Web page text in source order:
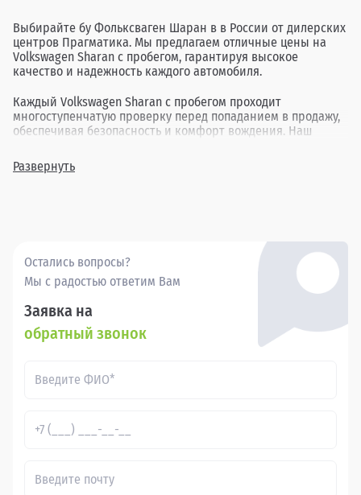
Выбирайте бу Фольксваген Шаран в в России от дилерских
центров Прагматика. Мы предлагаем отличные цены на
Volkswagen Sharan с пробегом, гарантируя высокое
качество и надежность каждого автомобиля.
Каждый Volkswagen Sharan с пробегом проходит
многоступенчатую проверку перед попаданием в продажу,
обеспечивая безопасность и комфорт вождения. Наш
года выпуска, позволяя найти идеальный вариант для
каждого клиента.
Развернуть
Остались вопросы?
Мы с радостью ответим Вам
Заявка на
обратный звонок